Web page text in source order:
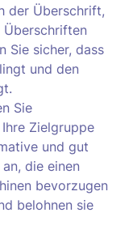
der Überschrift,
Sie sicher, dass
und den
Sie
Zielgruppe
und gut
die einen
bevorzugen
belohnen sie